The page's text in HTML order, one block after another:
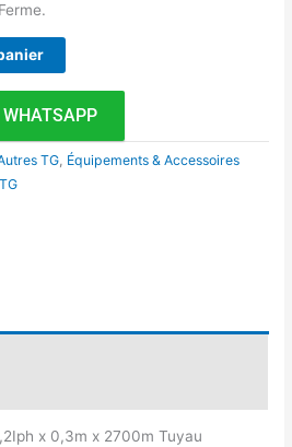
WHATSAPP
TG Équipements & Accessoires
x 0,3m x 2700m Tuyau